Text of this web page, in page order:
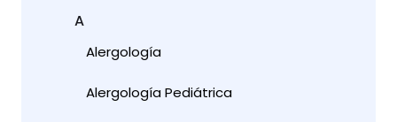
A
Alergología
Alergología Pediátrica